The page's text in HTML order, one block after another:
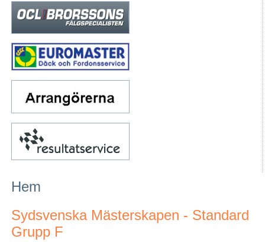
Hem
Sydsvenska Mästerskapen - Standard
Grupp F